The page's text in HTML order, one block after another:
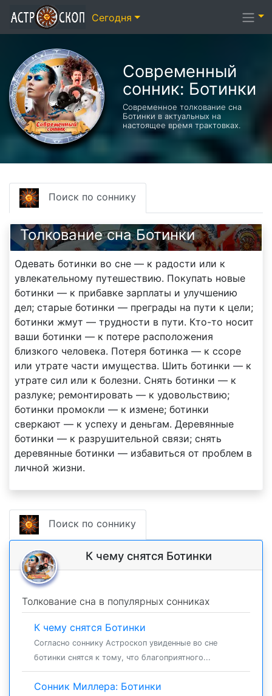
Современный
сонник: Ботинки
Современное толкование сна
Ботинки в актуальных на
настоящее время трактовках.
Поиск по соннику
Толкование сна Ботинки
Одевать ботинки во сне — к радости или к
увлекательному путешествию. Покупать новые
ботинки — к прибавке зарплаты и улучшению
дел; старые ботинки — преграды на пути к цели;
ботинки жмут — трудности в пути. Кто-то носит
ваши ботинки — к потере расположения
близкого человека. Потеря ботинка — к ссоре
или утрате части имущества. Шить ботинки — к
утрате сил или к болезни. Снять ботинки — к
разлуке; ремонтировать — к удовольствию;
ботинки промокли — к измене; ботинки
сверкают — к успеху и деньгам. Деревянные
ботинки — к разрушительной связи; снять
деревянные ботинки — избавиться от проблем в
личной жизни.
Поиск по соннику
К чему снятся Ботинки
Толкование сна в популярных сонниках
К чему снятся Ботинки
Согласно соннику Астроскоп увиденные во сне
ботинки снятся к тому, что благоприятного...
Сонник Миллера: Ботинки
Сегодня